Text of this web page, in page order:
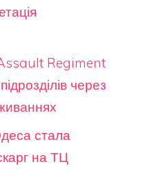
Regiment
через
стала
на ТЦ